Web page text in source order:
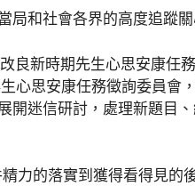
局和社會各界的高度追蹤關
良新時期先生心思安康任
心思安康任務徵詢委員會
開迷信研討，處理新題目
力的落實到獲得看得見的